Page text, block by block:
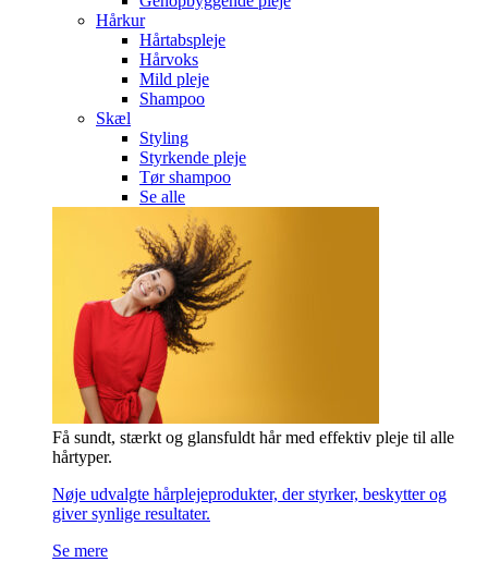
Hårkur
Hårtabspleje
Hårvoks
Mild pleje
Shampoo
Skæl
Styling
Styrkende pleje
Tør shampoo
Se alle
Få sundt, stærkt og glansfuldt hår med effektiv pleje til alle
hårtyper.
Nøje udvalgte hårplejeprodukter, der styrker, beskytter og
giver synlige resultater.
Se mere